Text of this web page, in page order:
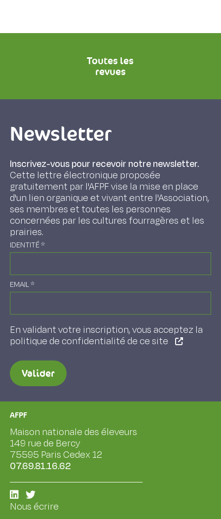
Toutes les
revues
Newsletter
Inscrivez-vous pour recevoir notre newsletter.
Cette lettre électronique proposée
gratuitement par l'AFPF vise la mise en place
d'un lien organique et vivant entre l'Association,
ses membres et toutes les personnes
concernées par les cultures fourragères et les
prairies.
IDENTITÉ*
EMAIL*
En validant votre inscription, vous acceptez la
politique de confidentialité de ce site
Valider
AFPF
Maison nationale des éleveurs
149 rue de Bercy
75595 Paris Cedex 12
07.69.81.16.62
Nous écrire